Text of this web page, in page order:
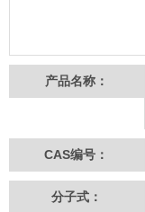
产品名称：
CAS编号：
分子式：